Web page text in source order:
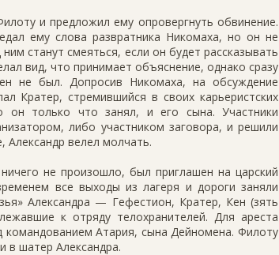
и предложил ему опровергнуть обвинение.
ему слова развратника Никомаха, но он не
станут смеяться, если он будет рассказывать
вид, что принимает объяснение, однако сразу
не был. Допросив Никомаха, на обсуждение
Кратер, стремившийся в своих карьеристских
он только что занял, и его сына. Участники
либо участником заговора, и решили
Александр велел молчать.
не произошло, был приглашен на царский
все выходы из лагеря и дороги заняли
Александра — Гефестион, Кратер, Кен (зять
к отряду телохранителей. Для ареста
командованием Атария, сына Дейномена. Филоту
в шатер Александра.